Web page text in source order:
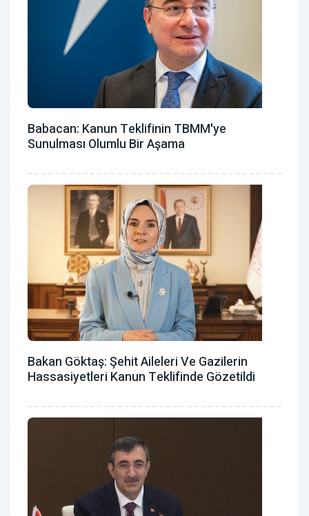
Babacan: Kanun Teklifinin TBMM'ye
Sunulması Olumlu Bir Aşama
Bakan Göktaş: Şehit Aileleri Ve Gazilerin
Hassasiyetleri Kanun Teklifinde Gözetildi